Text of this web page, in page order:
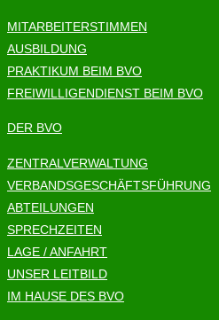
MITARBEITERSTIMMEN
AUSBILDUNG
PRAKTIKUM BEIM BVO
FREIWILLIGENDIENST BEIM BVO
DER BVO
ZENTRALVERWALTUNG
VERBANDSGESCHÄFTSFÜHRUNG
ABTEILUNGEN
SPRECHZEITEN
LAGE / ANFAHRT
UNSER LEITBILD
IM HAUSE DES BVO